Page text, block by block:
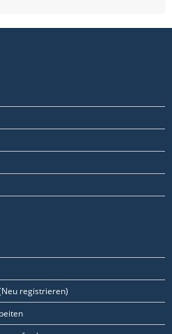
registrieren)